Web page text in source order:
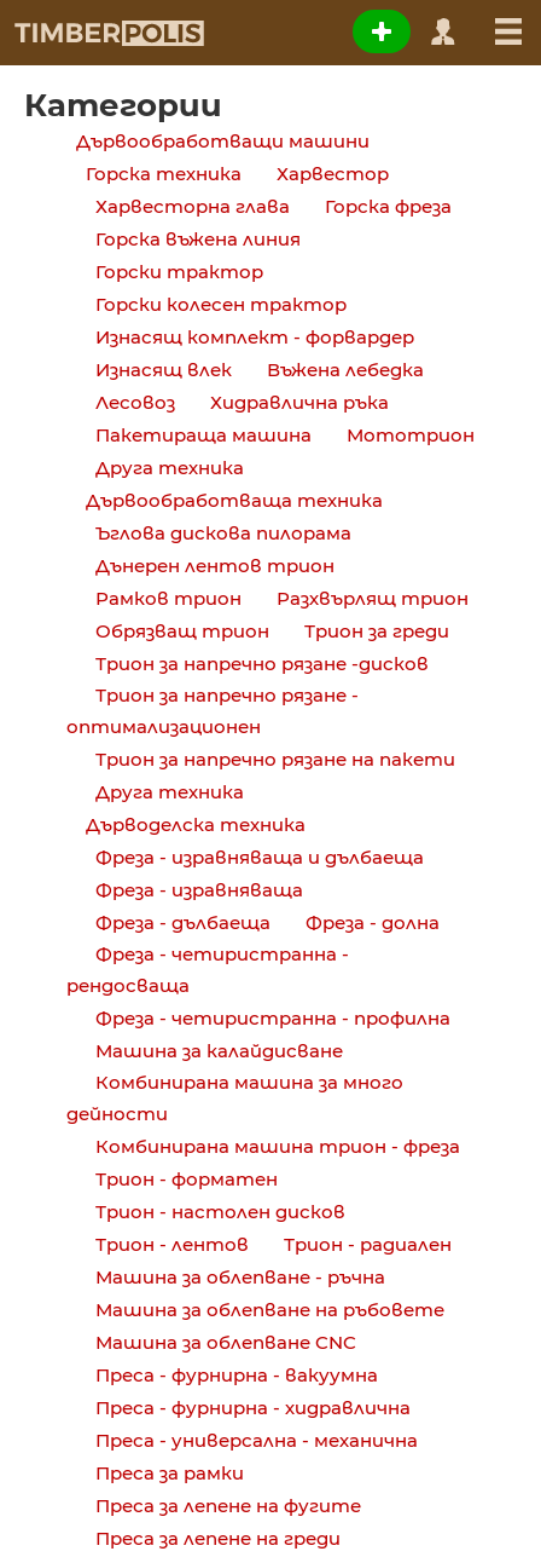
Категории
Дървообработващи машини
Горска техника
Харвестор
Харвесторна глава
Горска фреза
Горска въжена линия
Горски трактор
Горски колесен трактор
Изнасящ комплект - форвардер
Изнасящ влек
Въжена лебедка
Лесовоз
Хидравлична ръка
Пакетираща машина
Мототрион
Друга техника
Дървообработваща техника
Ъглова дискова пилорама
Дънерен лентов трион
Рамков трион
Разхвърлящ трион
Обрязващ трион
Трион за греди
Трион за напречно рязане -дисков
Трион за напречно рязане -
оптимализационен
Трион за напречно рязане на пакети
Друга техника
Дърводелска техника
Фреза - изравняваща и дълбаеща
Фреза - изравняваща
Фреза - дълбаеща
Фреза - долна
Фреза - четиристранна -
рендосваща
Фреза - четиристранна - профилна
Машина за калайдисване
Комбинирана машина за много
дейности
Комбинирана машина трион - фреза
Трион - форматен
Трион - настолен дисков
Трион - лентов
Трион - радиален
Машина за облепване - ръчна
Машина за облепване на ръбовете
Машина за облепване CNC
Преса - фурнирна - вакуумна
Преса - фурнирна - хидравлична
Преса - универсална - механична
Преса за рамки
Преса за лепене на фугите
Преса за лепене на греди